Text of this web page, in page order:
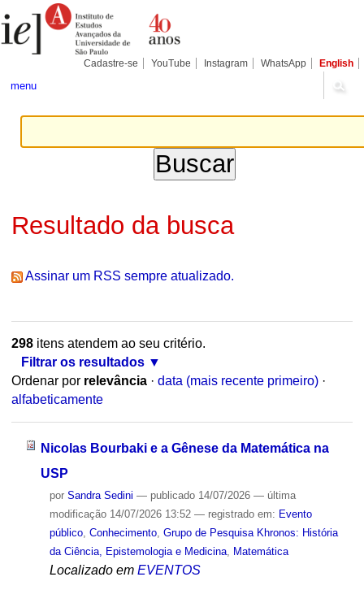
para
conteúdo.
Pessoais
Cadastre-se YouTube Instagram WhatsApp English
menu
Resultado da busca
Assinar um RSS sempre atualizado.
298itens atendem ao seu critério.
Filtrar os resultados
Ordenar por relevância · data (mais recente primeiro) ·
alfabeticamente
Nicolas Bourbaki e a Gênese da Matemática na
USP
por Sandra Sedini — publicado14/07/2026 — última
modificação14/07/2026 13:52 — registrado em: Evento
público, Conhecimento, Grupo de Pesquisa Khronos: História
da Ciência, Epistemologia e Medicina, Matemática
Localizado em EVENTOS